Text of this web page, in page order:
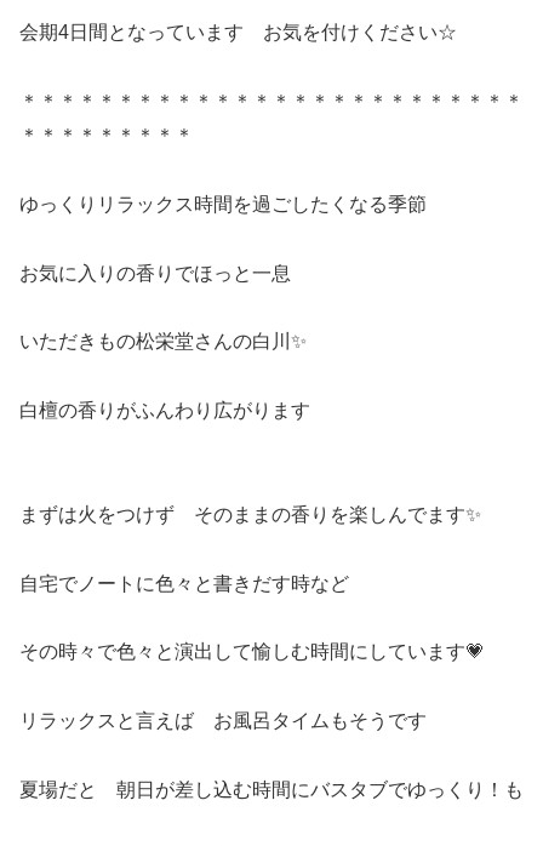
会期4日間となっています お気を付けください☆
＊＊＊＊＊＊＊＊＊＊＊＊＊＊＊＊＊＊＊＊＊＊＊＊＊＊
＊＊＊＊＊＊＊＊＊
ゆっくりリラックス時間を過ごしたくなる季節
お気に入りの香りでほっと一息
いただきもの松栄堂さんの白川✨
白檀の香りがふんわり広がります
まずは火をつけず そのままの香りを楽しんでます✨
自宅でノートに色々と書きだす時など
その時々で色々と演出して愉しむ時間にしています💗
リラックスと言えば お風呂タイムもそうです
夏場だと 朝日が差し込む時間にバスタブでゆっくり！も